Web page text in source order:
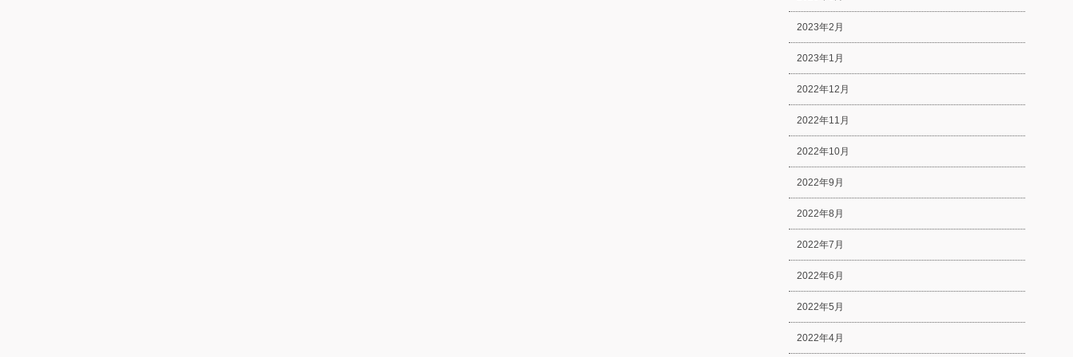
2023年2月
2023年1月
2022年12月
2022年11月
2022年10月
2022年9月
2022年8月
2022年7月
2022年6月
2022年5月
2022年4月